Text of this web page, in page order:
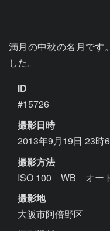
満月の中秋の名月です
した。
ID
#15726
撮影日時
2013年9月19日 23時
撮影方法
ISO 100 WB オー
撮影地
大阪市阿倍野区